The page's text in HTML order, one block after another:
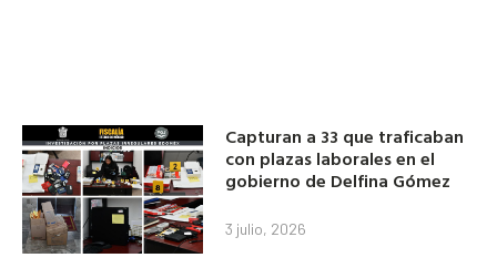
Capturan a 33 que traficaban
con plazas laborales en el
gobierno de Delfina Gómez
3 julio, 2026